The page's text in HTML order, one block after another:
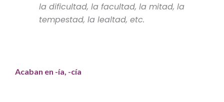
la dificultad, la facultad, la mitad, la
tempestad, la lealtad, etc.
Acaban en -ía, -cía